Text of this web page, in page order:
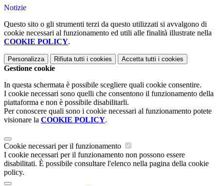
Notizie
Questo sito o gli strumenti terzi da questo utilizzati si avvalgono di
cookie necessari al funzionamento ed utili alle finalità illustrate nella
COOKIE POLICY.
Personalizza Rifiuta tutti i cookies Accetta tutti i cookies
Gestione cookie
In questa schermata è possibile scegliere quali cookie consentire.
I cookie necessari sono quelli che consentono il funzionamento della
piattaforma e non è possibile disabilitarli.
Per conoscere quali sono i cookie necessari al funzionamento potete
visionare la COOKIE POLICY.
Cookie necessari per il funzionamento
I cookie necessari per il funzionamento non possono essere
disabilitati. È possibile consultare l'elenco nella pagina della cookie
policy.